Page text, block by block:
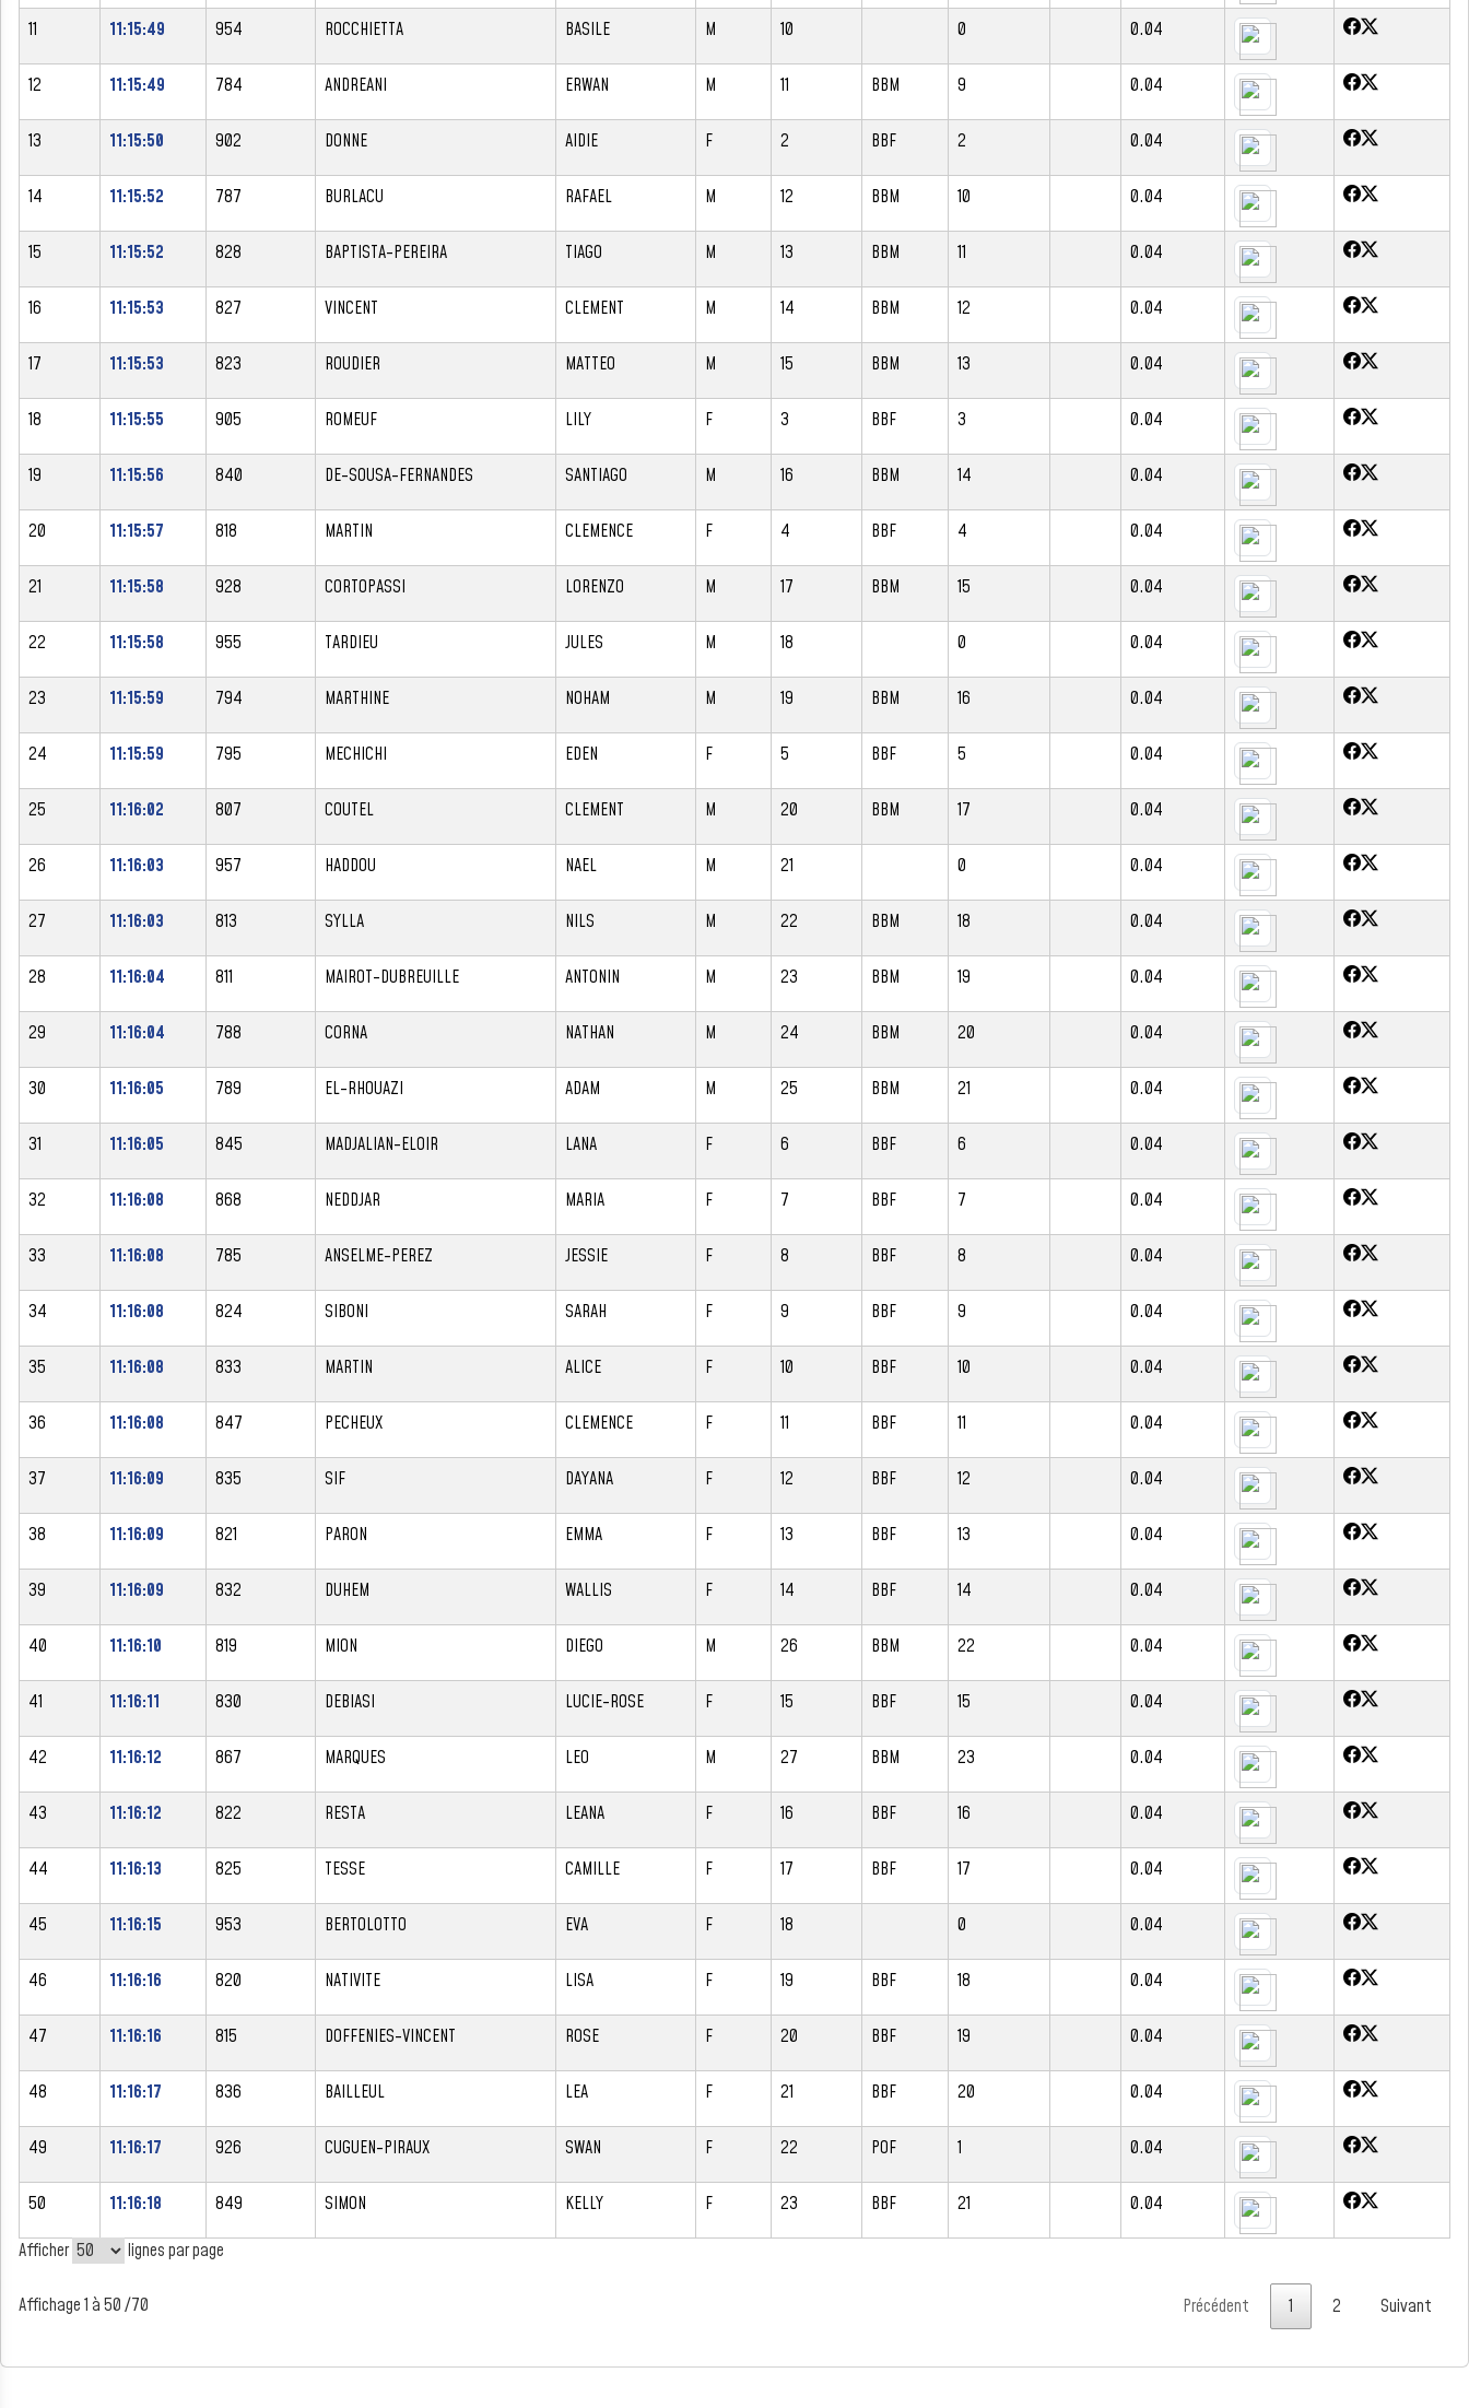
11 11:15:49 954 ROCCHIETTA BASILE M 10 0 0.04
12 11:15:49 784 ANDREANI ERWAN M 11 BBM 9 0.04
13 11:15:50 902 DONNE AIDIE F 2 BBF 2 0.04
14 11:15:52 787 BURLACU RAFAEL M 12 BBM 10 0.04
15 11:15:52 828 BAPTISTA-PEREIRA TIAGO M 13 BBM 11 0.04
16 11:15:53 827 VINCENT CLEMENT M 14 BBM 12 0.04
17 11:15:53 823 ROUDIER MATTEO M 15 BBM 13 0.04
18 11:15:55 905 ROMEUF LILY F 3 BBF 3 0.04
19 11:15:56 840 DE-SOUSA-FERNANDES SANTIAGO M 16 BBM 14 0.04
20 11:15:57 818 MARTIN CLEMENCE F 4 BBF 4 0.04
21 11:15:58 928 CORTOPASSI LORENZO M 17 BBM 15 0.04
22 11:15:58 955 TARDIEU JULES M 18 0 0.04
23 11:15:59 794 MARTHINE NOHAM M 19 BBM 16 0.04
24 11:15:59 795 MECHICHI EDEN F 5 BBF 5 0.04
25 11:16:02 807 COUTEL CLEMENT M 20 BBM 17 0.04
26 11:16:03 957 HADDOU NAEL M 21 0 0.04
27 11:16:03 813 SYLLA NILS M 22 BBM 18 0.04
28 11:16:04 811 MAIROT-DUBREUILLE ANTONIN M 23 BBM 19 0.04
29 11:16:04 788 CORNA NATHAN M 24 BBM 20 0.04
30 11:16:05 789 EL-RHOUAZI ADAM M 25 BBM 21 0.04
31 11:16:05 845 MADJALIAN-ELOIR LANA F 6 BBF 6 0.04
32 11:16:08 868 NEDDJAR MARIA F 7 BBF 7 0.04
33 11:16:08 785 ANSELME-PEREZ JESSIE F 8 BBF 8 0.04
34 11:16:08 824 SIBONI SARAH F 9 BBF 9 0.04
35 11:16:08 833 MARTIN ALICE F 10 BBF 10 0.04
36 11:16:08 847 PECHEUX CLEMENCE F 11 BBF 11 0.04
37 11:16:09 835 SIF DAYANA F 12 BBF 12 0.04
38 11:16:09 821 PARON EMMA F 13 BBF 13 0.04
39 11:16:09 832 DUHEM WALLIS F 14 BBF 14 0.04
40 11:16:10 819 MION DIEGO M 26 BBM 22 0.04
41 11:16:11 830 DEBIASI LUCIE-ROSE F 15 BBF 15 0.04
42 11:16:12 867 MARQUES LEO M 27 BBM 23 0.04
43 11:16:12 822 RESTA LEANA F 16 BBF 16 0.04
44 11:16:13 825 TESSE CAMILLE F 17 BBF 17 0.04
45 11:16:15 953 BERTOLOTTO EVA F 18 0 0.04
46 11:16:16 820 NATIVITE LISA F 19 BBF 18 0.04
47 11:16:16 815 DOFFENIES-VINCENT ROSE F 20 BBF 19 0.04
48 11:16:17 836 BAILLEUL LEA F 21 BBF 20 0.04
49 11:16:17 926 CUGUEN-PIRAUX SWAN F 22 POF 1 0.04
50 11:16:18 849 SIMON KELLY F 23 BBF 21
0.04
Afficher
lignes par page
Affichage 1 à 50 /70 Précédent 1 2 Suivant